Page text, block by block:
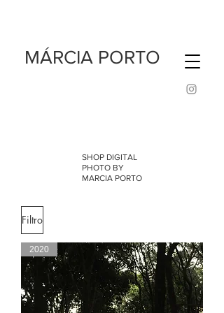
MÁRCIA PORTO
SHOP DIGITAL
PHOTO BY
MARCIA PORTO
Filtro
2020